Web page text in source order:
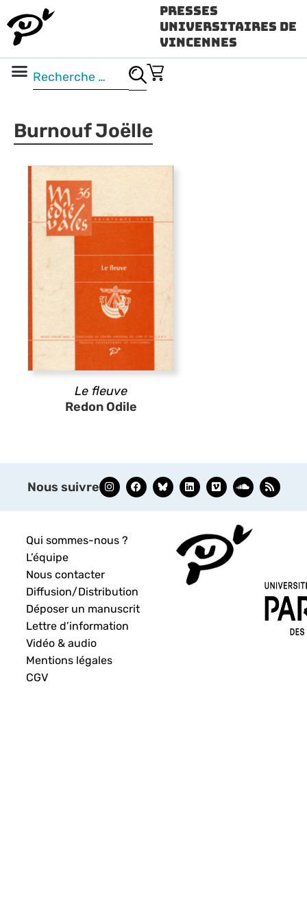
Presses
Universitaires de
Vincennes
Burnouf Joëlle
Le fleuve
Redon Odile
Nous suivre
Qui sommes-nous ?
L’équipe
Nous contacter
Diffusion/Distribution
Déposer un manuscrit
Lettre d’information
Vidéo & audio
Mentions légales
CGV